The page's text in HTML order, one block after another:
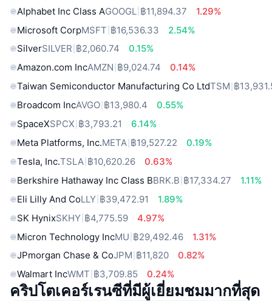
Alphabet Inc Class AGOOGL ฿11,894.37
1.29%
Microsoft CorpMSFT ฿16,536.33
2.54%
SilverSILVER ฿2,060.74
0.15%
Amazon.com IncAMZN ฿9,024.74
0.14%
Taiwan Semiconductor Manufacturing Co LtdTSM ฿
Broadcom IncAVGO ฿13,980.4
0.55%
SpaceXSPCX ฿3,793.21
6.14%
Meta Platforms, Inc.META ฿19,527.22
0.19%
Tesla, Inc.TSLA ฿10,620.26
0.63%
Berkshire Hathaway Inc Class BBRK.B ฿17,334.27
1.11%
Eli Lilly And CoLLY ฿39,472.91
1.89%
SK HynixSKHY ฿4,775.59
4.97%
Micron Technology IncMU ฿29,492.46
1.31%
JPmorgan Chase & CoJPM ฿11,820
0.82%
Walmart IncWMT ฿3,709.85 0.24%
คริปโตเคอร์เรนซีที่มีผู้เยี่ยมชมมากที่สุด